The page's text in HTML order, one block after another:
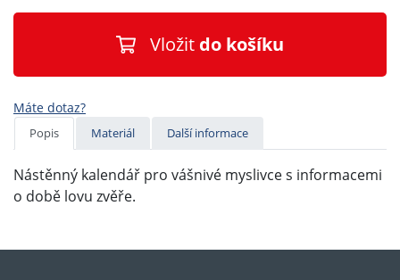
Vložit do košíku
Máte dotaz?
Popis Materiál Další informace
Nástěnný kalendář pro vášnivé myslivce s informacemi
o době lovu zvěře.